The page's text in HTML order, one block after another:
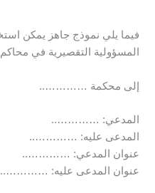
فيما يلي نموذج جاهز يمكن
المسؤولية التقصيرية في
إلى محكمة …………..
المدعي: …………..
المدعى عليه: …………..
عنوان المدعي: …………..
عنوان المدعى عليه: …………..